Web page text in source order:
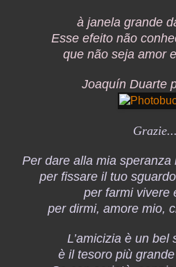
à janela grande
Esse efeito não
que não seja amor
Joaquín Duarte
Grazie...
Per dare alla mia speranza
per fissare il tuo
per farmi vivere
per dirmi, amore mio,
L’amicizia è un bel
è il tesoro più